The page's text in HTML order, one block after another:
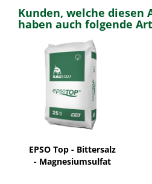
Kunden, welche
haben auch folgende
EPSO Top - Bittersalz
- Magnesiumsulfat